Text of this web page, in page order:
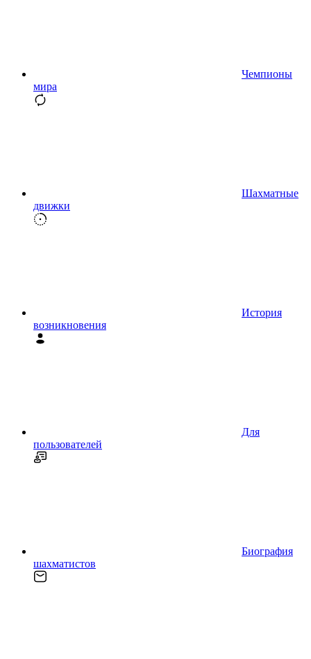
Чемпионы
мира
Шахматные
движки
История
возникновения
Для
пользователей
Биография
шахматистов